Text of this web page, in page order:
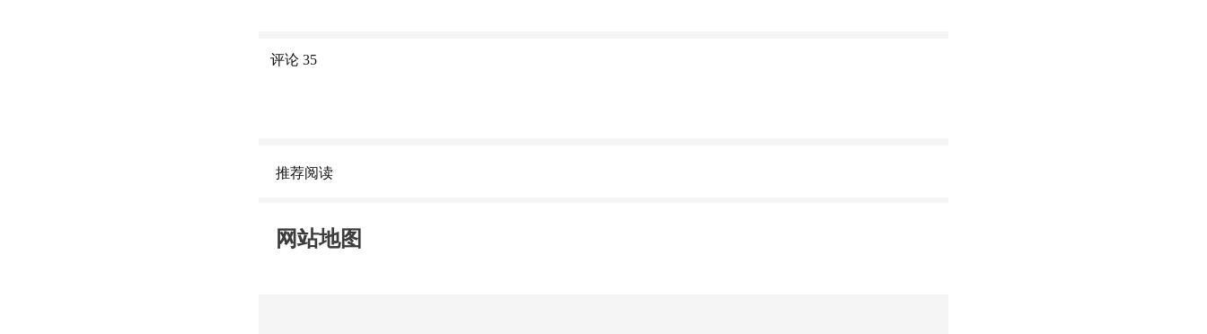
评论 35
推荐阅读
网站地图